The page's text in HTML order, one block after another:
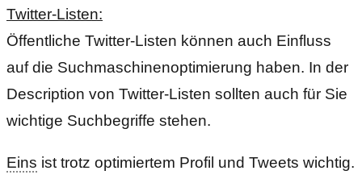
Twitter-Listen:
Öffentliche Twitter-Listen können auch Einfluss
auf die Suchmaschinenoptimierung haben. In der
Description von Twitter-Listen sollten auch für Sie
wichtige Suchbegriffe stehen.
Eins ist trotz optimiertem Profil und Tweets wichtig.